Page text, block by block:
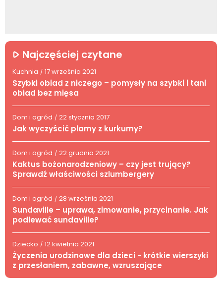
Najczęściej czytane
Kuchnia / 17 września 2021
Szybki obiad z niczego – pomysły na szybki i tani
obiad bez mięsa
Dom i ogród / 22 stycznia 2017
Jak wyczyścić plamy z kurkumy?
Dom i ogród / 22 grudnia 2021
Kaktus bożonarodzeniowy – czy jest trujący?
Sprawdź właściwości szlumbergery
Dom i ogród / 28 września 2021
Sundaville – uprawa, zimowanie, przycinanie. Jak
podlewać sundaville?
Dziecko / 12 kwietnia 2021
Życzenia urodzinowe dla dzieci - krótkie wierszyki
z przesłaniem, zabawne, wzruszające